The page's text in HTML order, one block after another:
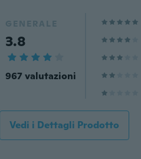
GENERALE
3.8
967 valutazioni
Vedi i Dettagli Prodotto